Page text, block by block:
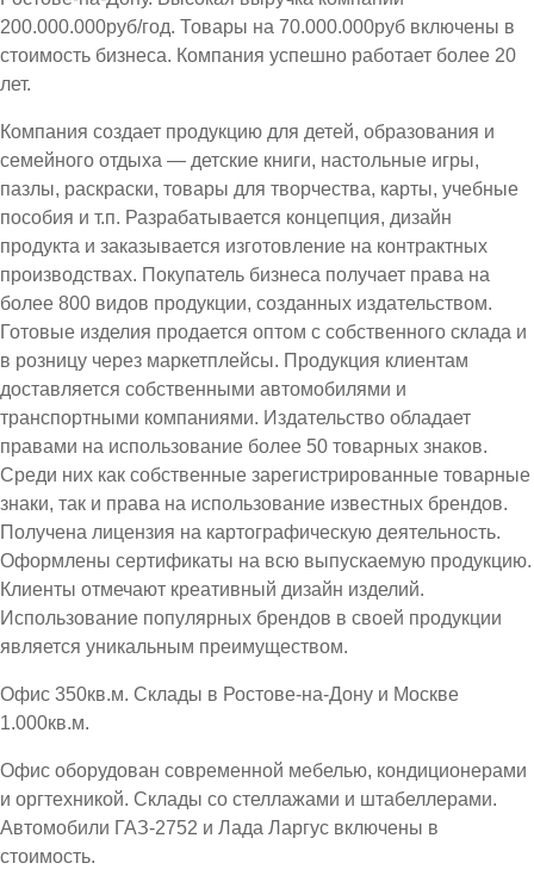
200.000.000руб/год. Товары на 70.000.000руб включены в
стоимость бизнеса. Компания успешно работает более 20
лет.
Компания создает продукцию для детей, образования и
семейного отдыха — детские книги, настольные игры,
пазлы, раскраски, товары для творчества, карты, учебные
пособия и т.п. Разрабатывается концепция, дизайн
продукта и заказывается изготовление на контрактных
производствах. Покупатель бизнеса получает права на
более 800 видов продукции, созданных издательством.
Готовые изделия продается оптом с собственного склада и
в розницу через маркетплейсы. Продукция клиентам
доставляется собственными автомобилями и
транспортными компаниями. Издательство обладает
правами на использование более 50 товарных знаков.
Среди них как собственные зарегистрированные товарные
знаки, так и права на использование известных брендов.
Получена лицензия на картографическую деятельность.
Оформлены сертификаты на всю выпускаемую продукцию.
Клиенты отмечают креативный дизайн изделий.
Использование популярных брендов в своей продукции
является уникальным преимуществом.
Офис 350кв.м. Склады в Ростове-на-Дону и Москве
1.000кв.м.
Офис оборудован современной мебелью, кондиционерами
и оргтехникой. Склады со стеллажами и штабеллерами.
Автомобили ГАЗ-2752 и Лада Ларгус включены в
стоимость.